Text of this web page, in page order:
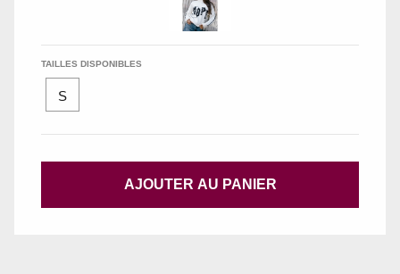
TAILLES DISPONIBLES
S
AJOUTER AU PANIER